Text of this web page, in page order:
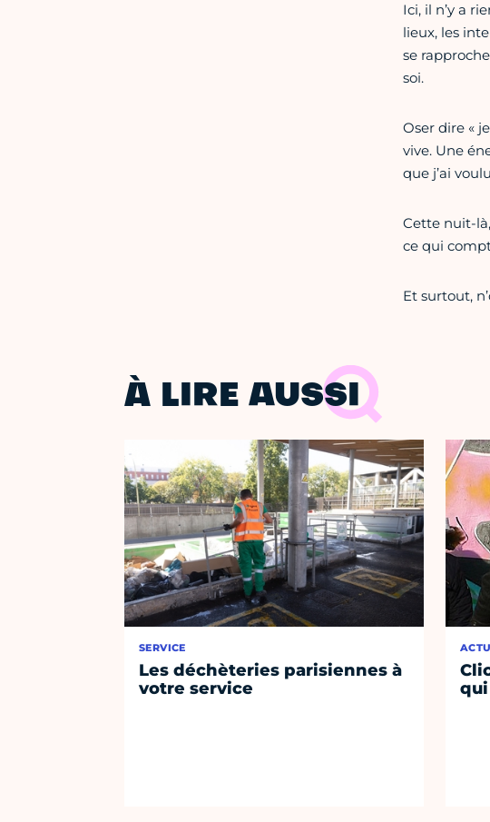
Ici, il n’y a
lieux, les
se
soi.
Oser dire «
vive. Une
que j’ai
Cette nuit-
ce qui
Et surtout,
À LIRE AUSSI
SERVICE
Les déchèteries parisiennes à
votre service